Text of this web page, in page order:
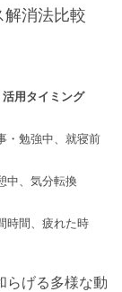
消法比較
活用タイミング
・勉強中、就寝前
中、気分転換
時間、疲れた時
らげる多様な動